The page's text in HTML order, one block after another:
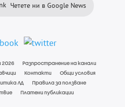
Четете ни в Google News
2026
Разпространение на канали
Контакти
Общи условия
ЛД
Правила за ползване
Платени публикации